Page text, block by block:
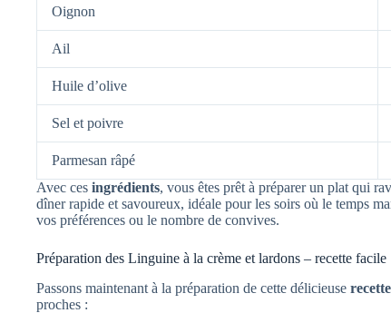
Oignon
Ail
Huile d’olive
Sel et poivre
Parmesan râpé
Avec ces ingrédients, vous êtes prêt à préparer un plat qui
dîner rapide et savoureux, idéale pour les soirs où le temps
vos préférences ou le nombre de convives.
Préparation des Linguine à la crème et lardons – recette facile
Passons maintenant à la préparation de cette délicieuse recette
proches :